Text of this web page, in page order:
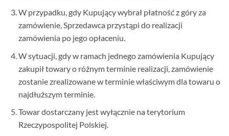
W przypadku, gdy Kupujący wybrał płatność z góry za
zamówienie, Sprzedawca przystąpi do realizacji
zamówienia po jego opłaceniu.
W sytuacji, gdy w ramach jednego zamówienia Kupujący
zakupił towary o różnym terminie realizacji, zamówienie
zostanie zrealizowane w terminie właściwym dla towaru o
najdłuższym terminie.
Towar dostarczany jest wyłącznie na terytorium
Rzeczypospolitej Polskiej.